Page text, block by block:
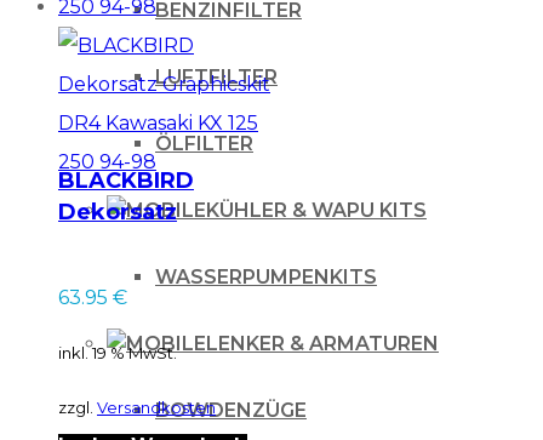
BENZINFILTER
LUFTFILTER
ÖLFILTER
KÜHLER & WAPU KITS
WASSERPUMPENKITS
LENKER & ARMATUREN
BOWDENZÜGE
BLACKBIRD
Dekorsatz
Kawasaki KX 125 250
94-98
63.95 €
inkl. 19 % MwSt.
zzgl. Versandkosten